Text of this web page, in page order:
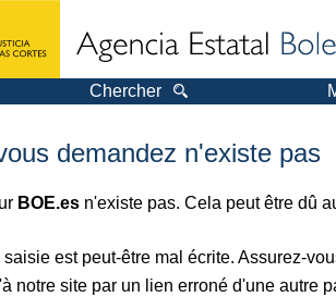
Chercher
demandez n'existe pas
BOE.es n'existe pas. Cela peut être dû
est peut-être mal écrite. Assurez-
notre site par un lien erroné d'une autre